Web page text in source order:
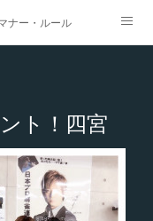
ナー・ルール
ト！四宮